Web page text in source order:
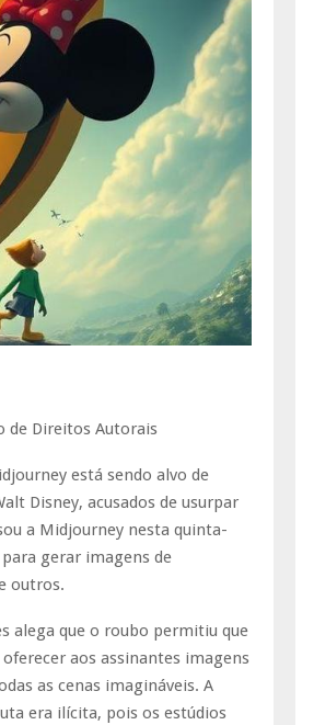
de Direitos Autorais
está sendo alvo de
Disney, acusados de usurpar
a Midjourney nesta quinta-
gerar imagens de
outros.
alega que o roubo permitiu que
aos assinantes imagens
as cenas imagináveis. A
era ilícita, pois os estúdios